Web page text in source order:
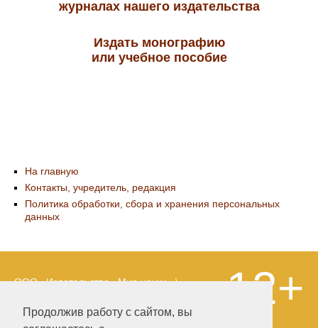
Продолжив работу с сайтом, вы
журналах нашего издательства
Издать монографию
или учебное пособие
На главную
Контакты, учредитель, редакция
Политика обработки, сбора и хранения персональных
данных
ООО «Издательство «Мир науки» \
LLC Материалы, размещенные на сайте,
охраняются Законом о защите авторских
12+